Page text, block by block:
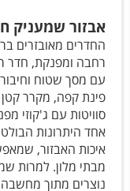
אבזור שמעניק
החדרים מאובזרים
רחבה ומפנקת, חדר
עם מסך שטוח
פינת קפה, מקרר קטן
סוויטות עם ג'קוזי
אחד היתרונות
איכות האבזור,
מבתי מלון. למרות
נוצרים מתוך מחשבה